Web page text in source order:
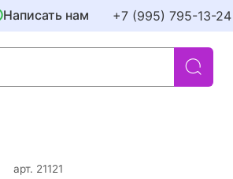
Написать нам +7 (995) 795-13-24
арт. 21121